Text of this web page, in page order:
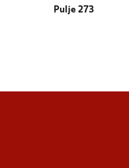
Pulje 273